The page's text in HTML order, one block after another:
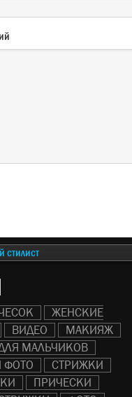
ЖЕНСКИЕ
ВИДЕО
МАКИЯЖ
МАЛЬЧИКОВ
ФОТО
СТРИЖКИ
ПРИЧЕСКИ